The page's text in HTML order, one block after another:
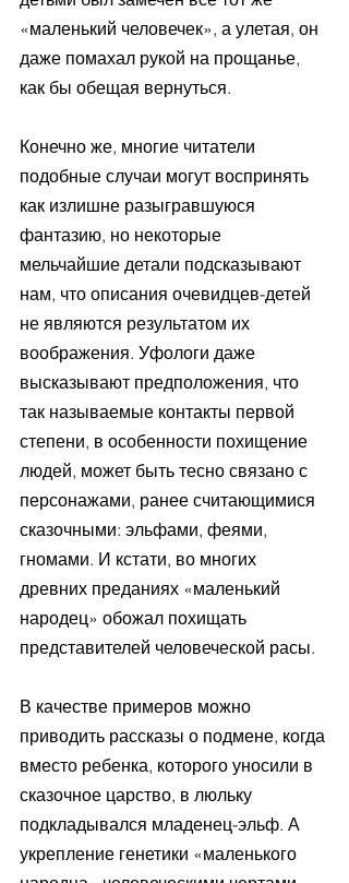
«маленький человечек», а улетая, он
даже помахал рукой на прощанье,
как бы обещая вернуться.
Конечно же, многие читатели
подобные случаи могут воспринять
как излишне разыгравшуюся
фантазию, но некоторые
мельчайшие детали подсказывают
нам, что описания очевидцев-детей
не являются результатом их
воображения. Уфологи даже
высказывают предположения, что
так называемые контакты первой
степени, в особенности похищение
людей, может быть тесно связано с
персонажами, ранее считающимися
сказочными: эльфами, феями,
гномами. И кстати, во многих
древних преданиях «маленький
народец» обожал похищать
представителей человеческой расы.
В качестве примеров можно
приводить рассказы о подмене, когда
вместо ребенка, которого уносили в
сказочное царство, в люльку
подкладывался младенец-эльф. А
укрепление генетики «маленького